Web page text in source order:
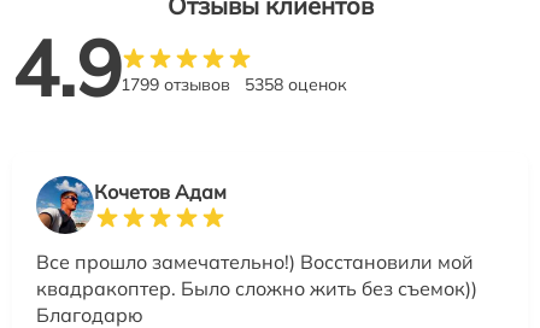
4.91799 отзывов 5358 оценок
Кочетов Адам
Все прошло замечательно!) Восстановили мой
квадракоптер. Было сложно жить без съемок))
Благодарю